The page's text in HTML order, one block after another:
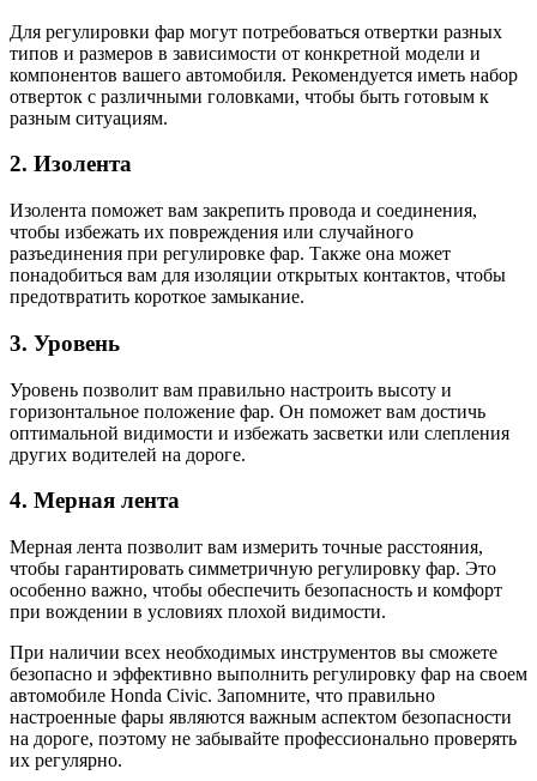
Для регулировки фар могут потребоваться отвертки разных
типов и размеров в зависимости от конкретной модели и
компонентов вашего автомобиля. Рекомендуется иметь набор
отверток с различными головками, чтобы быть готовым к
разным ситуациям.
2. Изолентa
Изолента поможет вам закрепить провода и соединения,
чтобы избежать их повреждения или случайного
разъединения при регулировке фар. Также она может
понадобиться вам для изоляции открытых контактов, чтобы
предотвратить короткое замыкание.
3. Уровень
Уровень позволит вам правильно настроить высоту и
горизонтальное положение фар. Он поможет вам достичь
оптимальной видимости и избежать засветки или слепления
других водителей на дороге.
4. Мерная лента
Мерная лента позволит вам измерить точные расстояния,
чтобы гарантировать симметричную регулировку фар. Это
особенно важно, чтобы обеспечить безопасность и комфорт
при вождении в условиях плохой видимости.
При наличии всех необходимых инструментов вы сможете
безопасно и эффективно выполнить регулировку фар на своем
автомобиле Honda Civic. Запомните, что правильно
настроенные фары являются важным аспектом безопасности
на дороге, поэтому не забывайте профессионально проверять
их регулярно.